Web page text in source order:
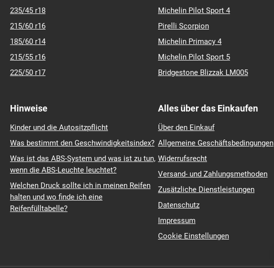
235/45 r18
215/60 r16
185/60 r14
215/55 r16
225/50 r17
Michelin Pilot Sport 4
Pirelli Scorpion
Michelin Primacy 4
Michelin Pilot Sport 5
Bridgestone Blizzak LM005
Hinweise
Kinder und die Autositzpflicht
Was bestimmt den Geschwindigkeitsindex?
Was ist das ABS-System und was ist zu tun,
wenn die ABS-Leuchte leuchtet?
Welchen Druck sollte ich in meinen Reifen
halten und wo finde ich eine
Reifenfülltabelle?
Alles über das Einkaufen
Über den Einkauf
Allgemeine Geschäftsbedingungen
Widerrufsrecht
Versand- und Zahlungsmethoden
Zusätzliche Dienstleistungen
Datenschutz
Impressum
Cookie Einstellungen